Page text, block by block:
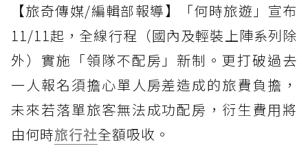
【旅奇傳媒/編輯部報導】「何時旅遊」宣布
11/11起，全線行程（國內及輕裝上陣系列除
外）實施「領隊不配房」新制。更打破過去
一人報名須擔心單人房差造成的旅費負擔，
未來若落單旅客無法成功配房，衍生費用將
由何時旅行社全額吸收。